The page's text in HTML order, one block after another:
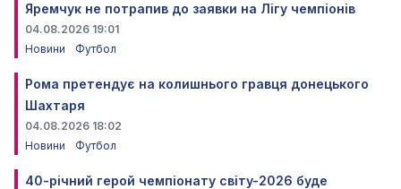
Яремчук не потрапив до заявки на Лігу чемпіонів
04.08.2026 19:01
Новини
Футбол
Рома претендує на колишнього гравця донецького
Шахтаря
04.08.2026 18:02
Новини
Футбол
40-річний герой чемпіонату світу-2026 буде